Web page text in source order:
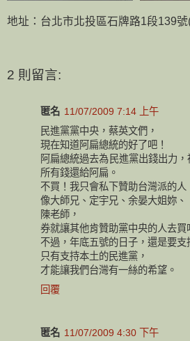
地址：台北市北投區石牌路1段139
2 則留言:
匿名 11/07/2009 7:14 上午
民進黨黨中央，蔡英文們，
現在知道阿扁總統的好了吧！
阿扁總統過去為民進黨出錢出力
所有錢還給阿扁。
不買！我只會私下贊助台灣派的人
像大師兄、定宇兄、余晏大姐妳、
陳老師，
券就讓其他肯贊助黨中央的人去買
不過，年底五號的日子，還是要支
只有支持本土的民進黨，
才能讓我們台灣有一絲的希望。
回覆
匿名 11/07/2009 4:30 下午